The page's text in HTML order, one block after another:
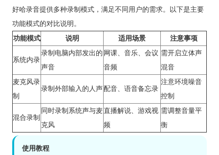
好哈录音提供多种录制模式，满足不同用户的需求。以下是主要
功能模式的对比说明。
功能模式
说明 适用场景 注意事项
系统内录
录制电脑内部发出的
声音
网课、音乐、会议
音频
需开启立体声
混音
麦克风录
制
录制外部输入的人声 配音、语音备忘录
注意环境噪音
控制
混合录制
同时录制系统声与麦
克风
直播解说、游戏视
频
需调整音量平
衡
使用教程